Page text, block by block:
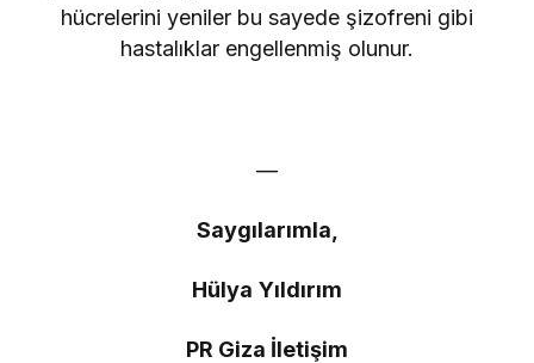
hücrelerini yeniler bu sayede şizofreni gibi
hastalıklar engellenmiş olunur.
—
Saygılarımla,
Hülya Yıldırım
PR Giza İletişim